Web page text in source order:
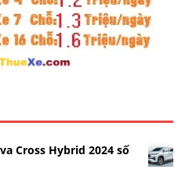
Cross Hybrid 2024 số